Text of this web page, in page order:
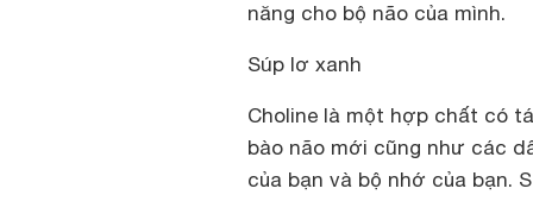
năng cho bộ não của mình.
Súp lơ xanh
Choline là một hợp chất có
bào não mới cũng như các
của bạn và bộ nhớ của bạn.